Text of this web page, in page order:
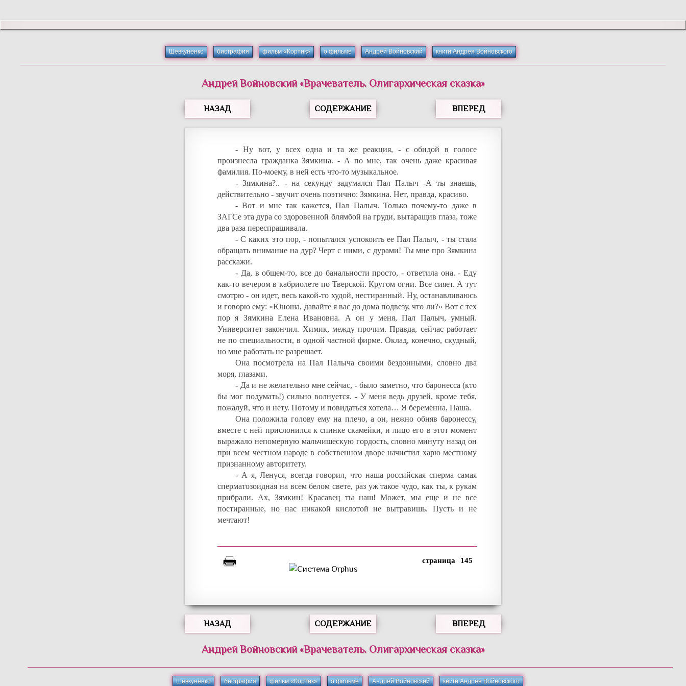
Шевкуненко биография фильм «Кортик» о фильме Андрей Войновский книги Андрея Войновского
Андрей Войновский«Врачеватель. Олигархическая сказка»
НАЗАД СОДЕРЖАНИЕ ВПЕРЕД
- Ну вот, у всех одна и та же реакция, - с обидой в голосе
произнесла гражданка Зямкина. - А по мне, так очень даже красивая
фамилия. По-моему, в ней есть что-то музыкальное.
- Зямкина?.. - на секунду задумался Пал Палыч -А ты знаешь,
действительно - звучит очень поэтично: Зямкина. Нет, правда, красиво.
- Вот и мне так кажется, Пал Палыч. Только почему-то даже в
ЗАГСе эта дура со здоровенной блямбой на груди, вытаращив глаза, тоже
два раза переспрашивала.
- С каких это пор, - попытался успокоить ее Пал Палыч, - ты стала
обращать внимание на дур? Черт с ними, с дурами! Ты мне про Зямкина
расскажи.
- Да, в общем-то, все до банальности просто, - ответила она. - Еду
как-то вечером в кабриолете по Тверской. Кругом огни. Все сияет. А тут
смотрю - он идет, весь какой-то худой, нестиранный. Ну, останавливаюсь
и говорю ему: «Юноша, давайте я вас до дома подвезу, что ли?» Вот с тех
пор я Зямкина Елена Ивановна. А он у меня, Пал Палыч, умный.
Университет закончил. Химик, между прочим. Правда, сейчас работает
не по специальности, в одной частной фирме. Оклад, конечно, скудный,
но мне работать не разрешает.
Она посмотрела на Пал Палыча своими бездонными, словно два
моря, глазами.
- Да и не желательно мне сейчас, - было заметно, что баронесса (кто
бы мог подумать!) сильно волнуется. - У меня ведь друзей, кроме тебя,
пожалуй, что и нету. Потому и повидаться хотела… Я беременна, Паша.
Она положила голову ему на плечо, а он, нежно обняв баронессу,
вместе с ней прислонился к спинке скамейки, и лицо его в этот момент
выражало непомерную мальчишескую гордость, словно минуту назад он
при всем честном народе в собственном дворе начистил харю местному
признанному авторитету.
- А я, Ленуся, всегда говорил, что наша российская сперма самая
сперматозоидная на всем белом свете, раз уж такое чудо, как ты, к рукам
прибрали. Ах, Зямкин! Красавец ты наш! Может, мы еще и не все
постиранные, но нас никакой кислотой не вытравишь. Пусть и не
мечтают!
145
НАЗАД СОДЕРЖАНИЕ ВПЕРЕД
Андрей Войновский«Врачеватель. Олигархическая сказка»
Шевкуненко биография фильм «Кортик» о фильме Андрей Войновский книги Андрея Войновского